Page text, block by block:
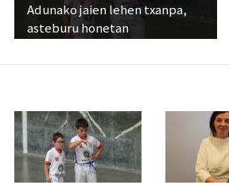
Adunako jaien lehen txanpa,
asteburu honetan